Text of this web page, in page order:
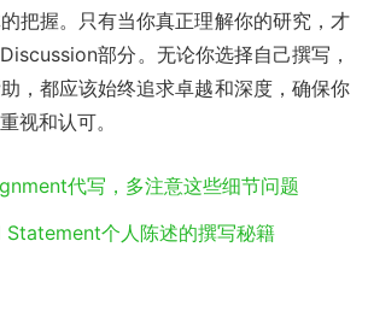
把握。只有当你真正理解你的研究，才
部分。无论你选择自己撰写，
，都应该始终追求卓越和深度，确保你
视和认可。
代写，多注意这些细节问题
Statement个人陈述的撰写秘籍